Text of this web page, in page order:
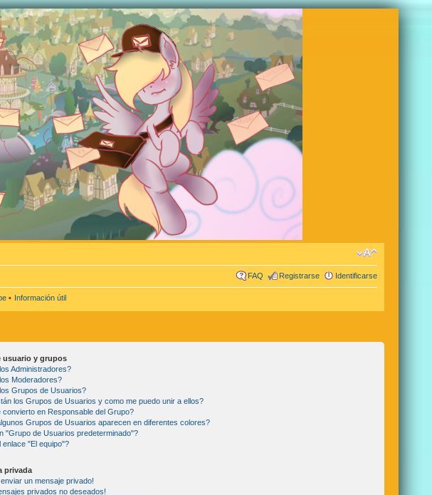
FAQ Registrarse Identificarse
• Información útil
usuario y grupos
Administradores?
Moderadores?
Grupos de Usuarios?
los Grupos de Usuarios y como me puedo unir a ellos?
convierto en Responsable del Grupo?
Grupos de Usuarios aparecen en diferentes colores?
"Grupo de Usuarios predeterminado"?
enlace "El equipo"?
privada
enviar un mensaje privado!
privados no deseados!